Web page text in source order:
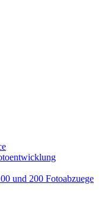
und 200 Fotoabzuege